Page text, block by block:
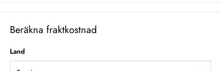
Beräkna fraktkostnad
Land